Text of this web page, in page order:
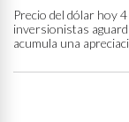
Precio del dólar hoy
inversionistas
acumula una